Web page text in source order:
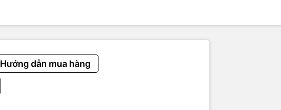
Hướng dẫn mua hàng
Các bạn có thể mua thêm các phụ kiện hoặc mua các bộ Kit Set với các phụ
Kit học lập trình STEM cho trẻ em Micro:bit V2 Go with Clips – Hshop.vn
Thông số kỹ thuật